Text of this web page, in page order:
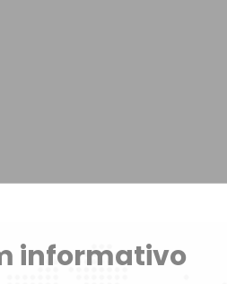
informativo